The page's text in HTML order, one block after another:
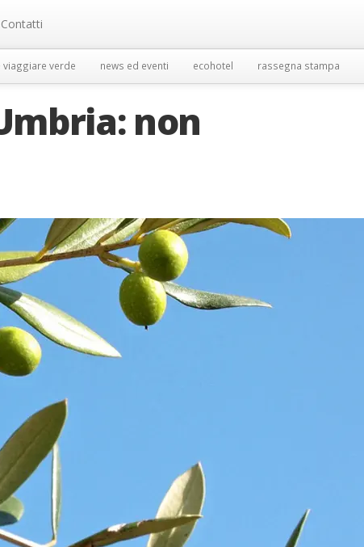
Contatti
viaggiare verde news ed eventi ecohotel rassegna stampa
non